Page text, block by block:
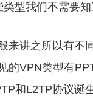
类型我们不需要
来讲之所以有不
的VPN类型有
和L2TP协议诞